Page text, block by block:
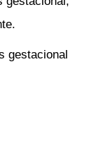
gestacional